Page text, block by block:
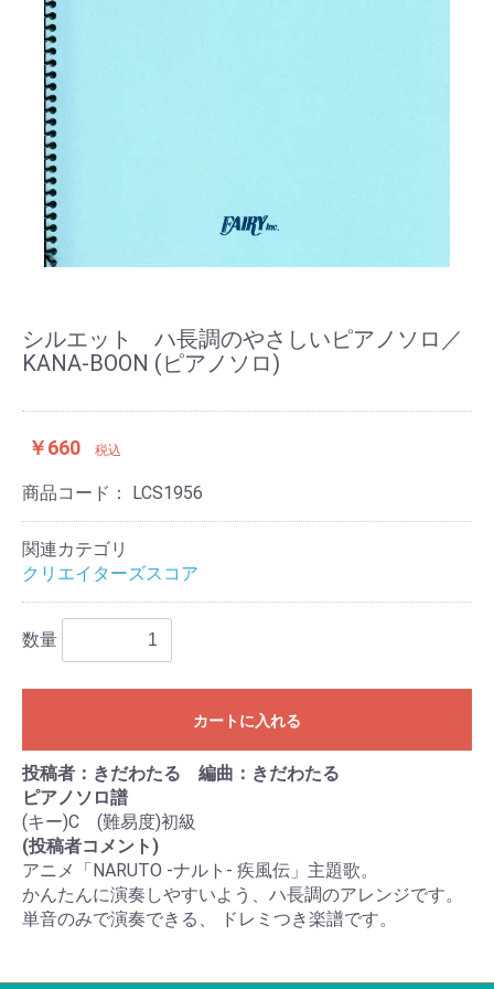
シルエット ハ長調のやさしいピアノソロ／
KANA-BOON (ピアノソロ)
￥660 税込
商品コード： LCS1956
関連カテゴリ
クリエイターズスコア
数量
カートに入れる
投稿者：きだわたる 編曲：きだわたる
ピアノソロ譜
(キー)C (難易度)初級
(投稿者コメント)
アニメ「NARUTO -ナルト- 疾風伝」主題歌。
かんたんに演奏しやすいよう、ハ長調のアレンジです。
単音のみで演奏できる、 ドレミつき楽譜です。